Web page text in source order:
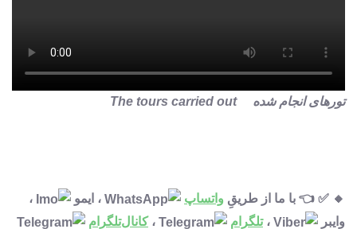
تورهای انجام شده The tours carried out
🔸 ✅ 👈 با ما از طریقِ واتساپ ، ایمو
،
وایبر
،تلگرام ،کانال‌تلگرام